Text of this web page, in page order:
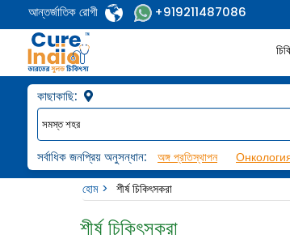
আন্তর্জাতিক রোগী +919211487086
কাছাকাছি:
সর্বাধিক জনপ্রিয় অনুসন্ধান: অঙ্গ প্রতিস্থাপন
হোম
শীর্ষ চিকিৎসকরা
শীর্ষ চিকিৎসকরা